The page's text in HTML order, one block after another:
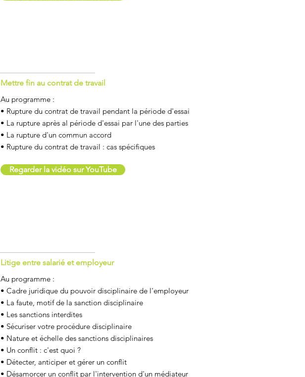
Mettre fin au contrat de travail
Au programme :
• Rupture du contrat de travail pendant la période d'essai
• La rupture après al période d'essai par l'une des parties
• La rupture d'un commun accord
• Rupture du contrat de travail : cas spécifiques
Regarder la vidéo sur YouTube
Litige entre salarié et employeur
Au programme :
• Cadre juridique du pouvoir disciplinaire de l'employeur
• La faute, motif de la sanction disciplinaire
• Les sanctions interdites
• Sécuriser votre procédure disciplinaire
• Nature et échelle des sanctions disciplinaires
• Un conflit : c'est quoi ?
• Détecter, anticiper et gérer un conflit
• Désamorcer un conflit par l'intervention d'un médiateur